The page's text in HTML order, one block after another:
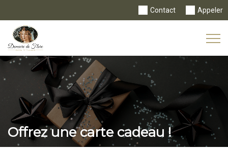
Appeler
Contact
Offrez une carte cadeau !